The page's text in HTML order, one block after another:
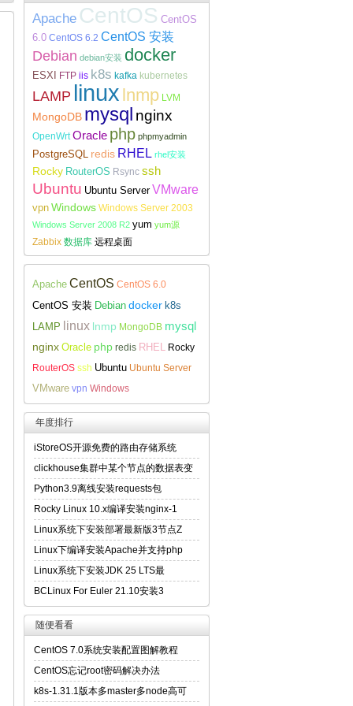
Linux下安装配置WireGuard
Apache CentOS CentOS
6.0 CentOS 6.2 CentOS 安装
Debian debian安装 docker
ESXI FTP iis k8s kafka kubernetes
LAMP linux lnmp LVM
MongoDB mysql nginx
OpenWrt Oracle php phpmyadmin
PostgreSQL redis RHEL rhel安装
Rocky RouterOS Rsync ssh
Ubuntu Ubuntu Server VMware
vpn Windows Windows Server 2003
Windows Server 2008 R2 yum yum源
Zabbix 数据库 远程桌面
Apache CentOS CentOS 6.0
CentOS 安装 Debian docker k8s
LAMP linux lnmp MongoDB mysql
nginx Oracle php redis RHEL Rocky
RouterOS ssh Ubuntu Ubuntu Server
VMware vpn Windows
年度排行
iStoreOS开源免费的路由存储系统
clickhouse集群中某个节点的数据表变
Python3.9离线安装requests包
Rocky Linux 10.x编译安装nginx-1
Linux系统下安装部署最新版3节点Z
Linux下编译安装Apache并支持php
Linux系统下安装JDK 25 LTS最
BCLinux For Euler 21.10安装3
随便看看
CentOS 7.0系统安装配置图解教程
CentOS忘记root密码解决办法
k8s-1.31.1版本多master多node高可